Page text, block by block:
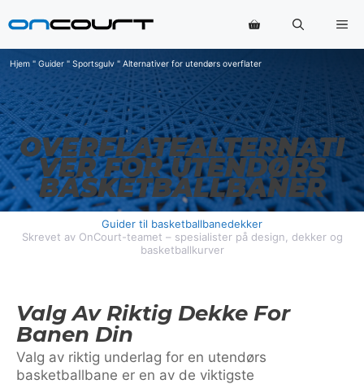
til
Hjem " Guider " Sportsgulv " Alternativer for utendørs overflater
OVERFLATEALTERNATI
VER FOR UTENDØRS
BASKETBALLBANER
Guider til basketballbanedekker
Skrevet av OnCourt-teamet – spesialister på design, dekker og
basketballkurver
Valg Av Riktig Dekke For
Banen Din
Valg av riktig underlag for en utendørs
basketballbane er en av de viktigste